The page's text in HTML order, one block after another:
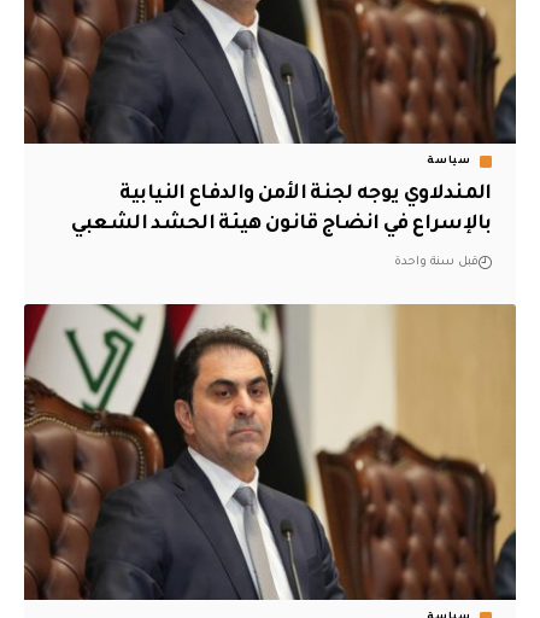
سياسة
المندلاوي يوجه لجنة الأمن والدفاع النيابية
بالإسراع في انضاج قانون هيئة الحشد الشعبي
قبل سنة واحدة